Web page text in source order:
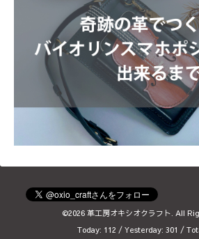
©2026 革工房オキシオクラフト . All
Today: 112 / Yesterday: 301 /